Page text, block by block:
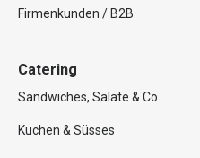
Firmenkunden / B2B
Catering
Sandwiches, Salate & Co.
Kuchen & Süsses